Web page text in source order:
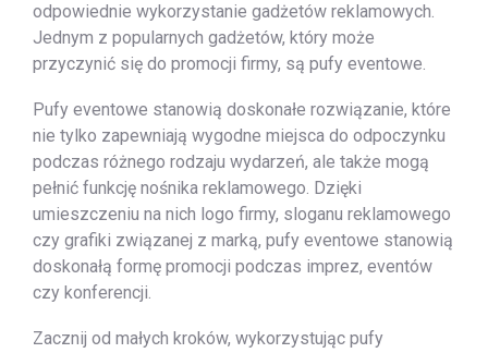
odpowiednie wykorzystanie gadżetów reklamowych.
Jednym z popularnych gadżetów, który może
przyczynić się do promocji firmy, są pufy eventowe.
Pufy eventowe stanowią doskonałe rozwiązanie, które
nie tylko zapewniają wygodne miejsca do odpoczynku
podczas różnego rodzaju wydarzeń, ale także mogą
pełnić funkcję nośnika reklamowego. Dzięki
umieszczeniu na nich logo firmy, sloganu reklamowego
czy grafiki związanej z marką, pufy eventowe stanowią
doskonałą formę promocji podczas imprez, eventów
czy konferencji.
Zacznij od małych kroków, wykorzystując pufy